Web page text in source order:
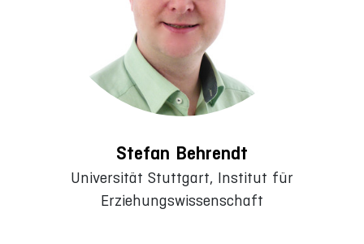
Stefan Behrendt
Universität Stuttgart, Institut für
Erziehungswissenschaft